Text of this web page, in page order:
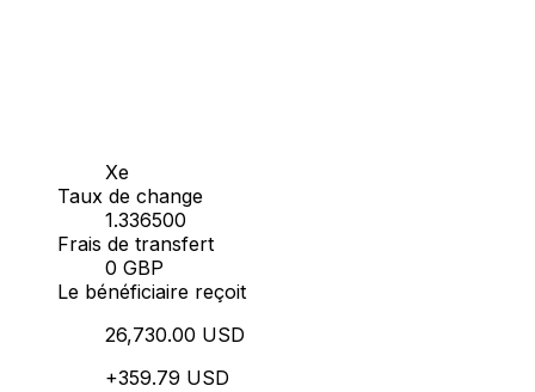
Xe
Taux de change
1.336500
Frais de transfert
0 GBP
Le bénéficiaire reçoit
26,730.00 USD
+359.79 USD